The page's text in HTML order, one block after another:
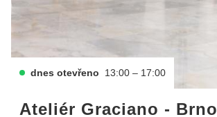
dnes otevřeno 13:00 – 17:00
Ateliér Graciano - Brno